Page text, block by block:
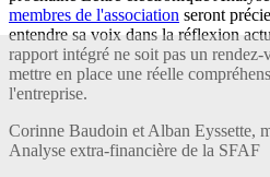
membres de l'association seront
entendre sa voix dans la réflexion
rapport intégré ne soit pas un
mettre en place une réelle
l'entreprise.
Corinne Baudoin et Alban Eyssette,
Analyse extra-financière de la SFAF